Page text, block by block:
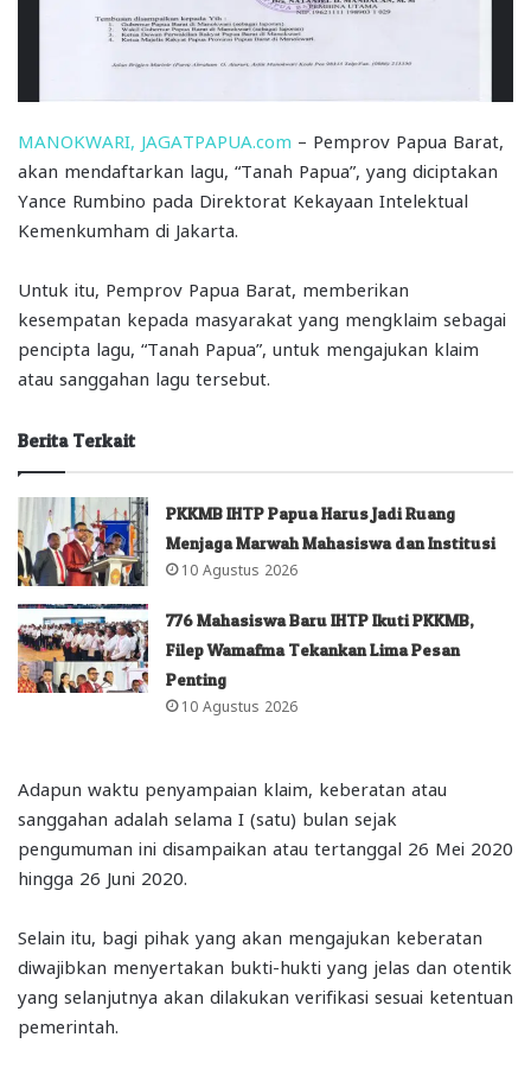
MANOKWARI, JAGATPAPUA.com – Pemprov Papua Barat,
akan mendaftarkan lagu, “Tanah Papua”, yang diciptakan
Yance Rumbino pada Direktorat Kekayaan Intelektual
Kemenkumham di Jakarta.
Untuk itu, Pemprov Papua Barat, memberikan
kesempatan kepada masyarakat yang mengklaim sebagai
pencipta lagu, “Tanah Papua”, untuk mengajukan klaim
atau sanggahan lagu tersebut.
Berita Terkait
PKKMB IHTP Papua Harus Jadi Ruang
Menjaga Marwah Mahasiswa dan Institusi
10 Agustus 2026
776 Mahasiswa Baru IHTP Ikuti PKKMB,
Filep Wamafma Tekankan Lima Pesan
Penting
10 Agustus 2026
Adapun waktu penyampaian klaim, keberatan atau
sanggahan adalah selama I (satu) bulan sejak
pengumuman ini disampaikan atau tertanggal 26 Mei 2020
hingga 26 Juni 2020.
Selain itu, bagi pihak yang akan mengajukan keberatan
diwajibkan menyertakan bukti-hukti yang jelas dan otentik
yang selanjutnya akan dilakukan verifikasi sesuai ketentuan
pemerintah.